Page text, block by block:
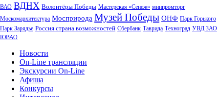
ВАО ВДНХ Волонтёры Победы Мастерская «Сенеж» минпромторг
Москомархитектура Мосприрода Музей Победы ОНФ Парк Горького
Парк Зарядье Россия страна возможностей Сбербанк Таврида Техноград УВД ЗАО
ЮВАО
Новости
On-Line трансляции
Экскурсии On-Line
Афиша
Конкурсы